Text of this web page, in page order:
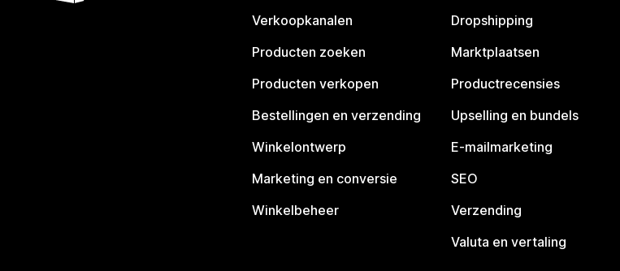
Verkoopkanalen
Producten zoeken
Producten verkopen
Bestellingen en verzending
Winkelontwerp
Marketing en conversie
Winkelbeheer
Dropshipping
Marktplaatsen
Productrecensies
Upselling en bundels
E-mailmarketing
SEO
Verzending
Valuta en vertaling